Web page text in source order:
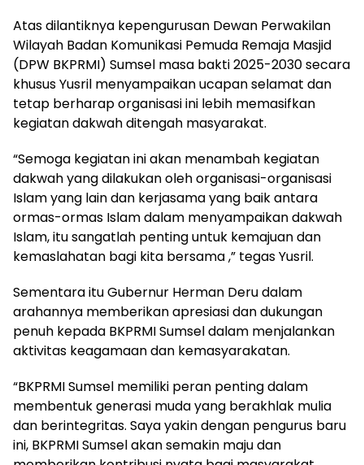
Atas dilantiknya kepengurusan Dewan Perwakilan
Wilayah Badan Komunikasi Pemuda Remaja Masjid
(DPW BKPRMI) Sumsel masa bakti 2025-2030 secara
khusus Yusril menyampaikan ucapan selamat dan
tetap berharap organisasi ini lebih memasifkan
kegiatan dakwah ditengah masyarakat.
“Semoga kegiatan ini akan menambah kegiatan
dakwah yang dilakukan oleh organisasi-organisasi
Islam yang lain dan kerjasama yang baik antara
ormas-ormas Islam dalam menyampaikan dakwah
Islam, itu sangatlah penting untuk kemajuan dan
kemaslahatan bagi kita bersama ,” tegas Yusril.
Sementara itu Gubernur Herman Deru dalam
arahannya memberikan apresiasi dan dukungan
penuh kepada BKPRMI Sumsel dalam menjalankan
aktivitas keagamaan dan kemasyarakatan.
“BKPRMI Sumsel memiliki peran penting dalam
membentuk generasi muda yang berakhlak mulia
dan berintegritas. Saya yakin dengan pengurus baru
ini, BKPRMI Sumsel akan semakin maju dan